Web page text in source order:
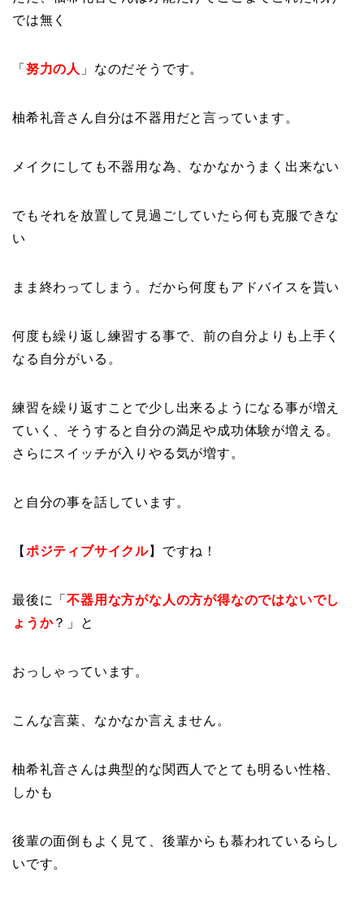
では無く
「努力の人 」なのだそうです。
柚希礼音さん自分は不器用だと言っています。
メイクにしても不器用な為、なかなかうまく出来ない
でもそれを放置して見過ごしていたら何も克服できな
い
まま終わってしまう。だから何度もアドバイスを貰い
何度も繰り返し練習する事で、前の自分よりも上手く
なる自分がいる。
練習を繰り返すことで少し出来るようになる事が増え
ていく、そうすると自分の満足や成功体験が増える。
さらにスイッチが入りやる気が増す。
と自分の事を話しています。
【 ポジティブサイクル】ですね！
最後に「不器用な方がな人の方が得なのではないでし
ょうか？」と
おっしゃっています。
こんな言葉、なかなか言えません。
柚希礼音さんは典型的な関西人でとても明るい性格、
しかも
後輩の面倒もよく見て、後輩からも慕われているらし
いです。